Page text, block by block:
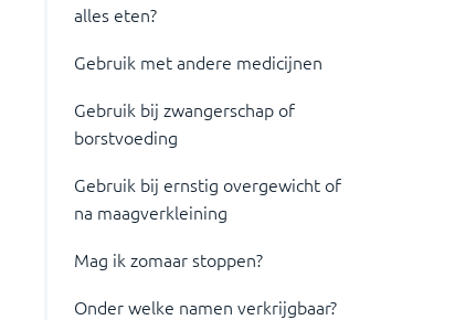
alles eten?
Gebruik met andere medicijnen
Gebruik bij zwangerschap of
borstvoeding
Gebruik bij ernstig overgewicht of
na maagverkleining
Mag ik zomaar stoppen?
Onder welke namen verkrijgbaar?